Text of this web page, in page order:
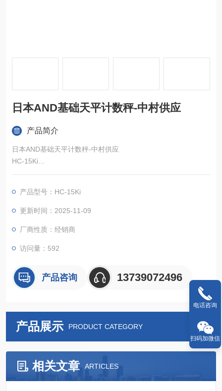
日本AND基础天平计数秤-中村供应
产品简介
日本AND基础天平计数秤-中村供应
HC-15Ki
显示部分和测量部分可分离（电缆长度：70cm）
产品型号：HC-15Ki
更新时间：2025-11-09
厂商性质：经销商
访问量：592
产品咨询 13739072496
产品展示 PRODUCT CATEGORY
相关文章 ARTICLES
电话咨询
扫码加微信